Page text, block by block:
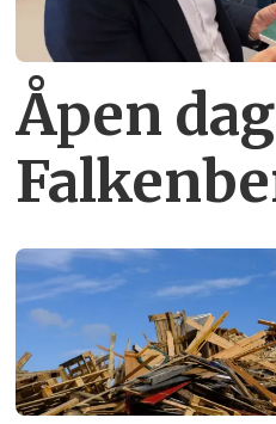
Åpen